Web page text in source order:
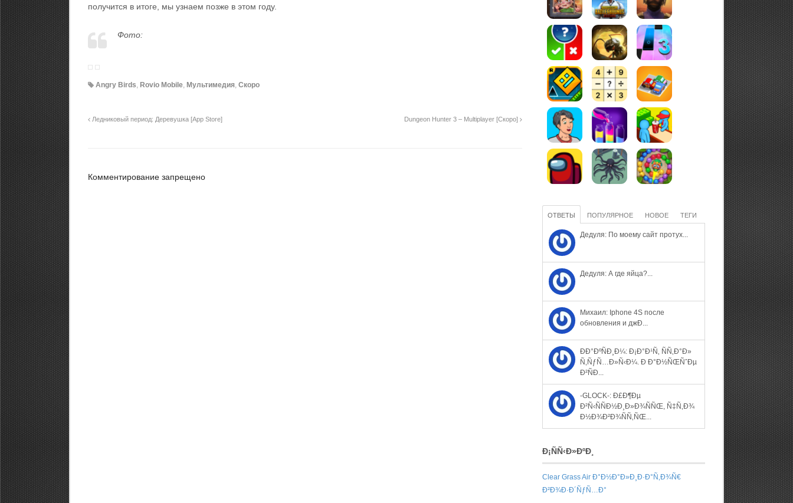
получится в итоге, мы узнаем позже в этом году.
Фото:
Angry Birds Rovio Mobile Мультимедия Скоро
Ледниковый период: Деревушка [App Store] Dungeon Hunter 3 – Multiplayer [Скоро]
Комментирование запрещено
ОТВЕТЫ ПОПУЛЯРНОЕ НОВОЕ ТЕГИ
Дедуля: По моему сайт протух...
Дедуля: А где яйца?...
Михаил: Iphone 4S после
обновления и джÐ...
ÐÐ°ÐºÑÐ¸Ð¼: Ð¡Ð°Ð¹Ñ‚ ÑÑ‚Ð°Ð»
Ñ‚ÑƒÑ…Ð»Ñ‹Ð¼. Ð Ð°Ð½ÑŒÑˆÐµ
Ð²ÑÐ...
-GLOCK-: Ð£Ð¶Ðµ
Ð²Ñ‹ÑÑÐ½Ð¸Ð»Ð¾ÑÑŒ, Ñ‡Ñ‚Ð¾
Ð½Ð¾Ð²Ð¾ÑÑ‚ÑŒ...
Ð¡ÑÑ‹Ð»ÐºÐ¸
Clear Grass Air Ð°Ð½Ð°Ð»Ð¸Ð·Ð°Ñ‚Ð¾Ñ€
Ð²Ð¾Ð·Ð´ÑƒÑ…Ð°